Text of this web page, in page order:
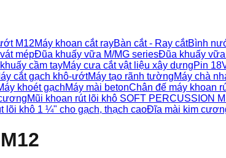
M12Máy khoan cắt rayBàn cắt - Ray cắtBình
mépĐũa khuấy vữa M/MG seriesĐũa khuấy
cầm tayMáy cưa cắt vật liệu xây dựngPin
cắt gạch khô-ướtMáy tạo rãnh tườngMáy chà
khoét gạchMáy mài betonChân đế máy khoan
Mũi khoan rút lõi khô SOFT PERCUSSION
lõi khô 1 ¼" cho gạch, thạch caoĐĩa mài kim